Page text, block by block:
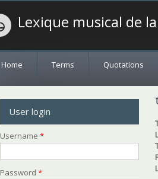
Lexique musical de
Home Terms Quotations
User login
Username*
Password*